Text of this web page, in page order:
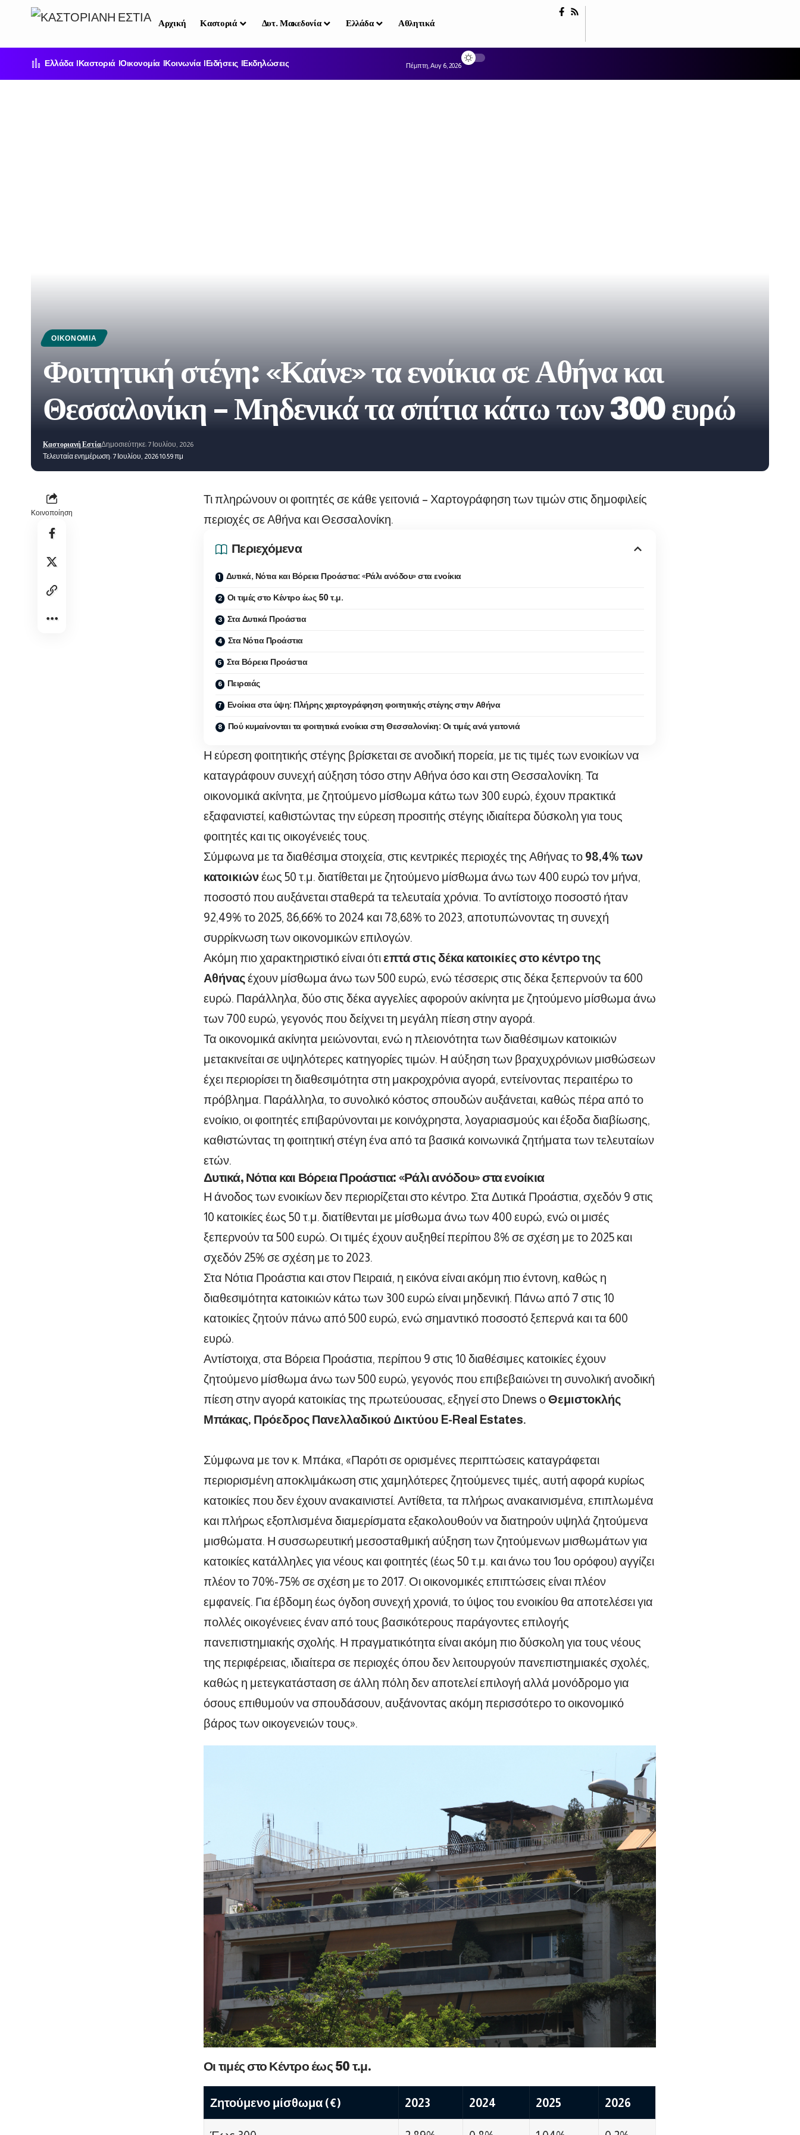
Αρχική Καστοριά Δυτ. Μακεδονία Ελλάδα Αθλητικά
Ελλάδα Καστοριά Οικονομία Κοινωνία Ειδήσεις Εκδηλώσεις Πέμπτη, Αυγ 6, 2026
ΟΙΚΟΝΟΜΊΑ
Φοιτητική στέγη: «Καίνε» τα ενοίκια σε Αθήνα και
Θεσσαλονίκη – Μηδενικά τα σπίτια κάτω των 300 ευρώ
Τελευταία ενημέρωση: 7 Ιουλίου, 2026 10:59 πμ
Καστοριανή ΕστίαΔημοσιεύτηκε: 7 Ιουλίου, 2026
Κοινοποίηση
Τι πληρώνουν οι φοιτητές σε κάθε γειτονιά – Χαρτογράφηση των τιμών στις δημοφιλείς
περιοχές σε Αθήνα και Θεσσαλονίκη.
Περιεχόμενα
Δυτικά, Νότια και Βόρεια Προάστια: «Ράλι ανόδου» στα ενοίκια
Οι τιμές στο Κέντρο έως 50 τ.μ.
Στα Δυτικά Προάστια
Στα Νότια Προάστια
Στα Βόρεια Προάστια
Πειραιάς
Ενοίκια στα ύψη: Πλήρης χαρτογράφηση φοιτητικής στέγης στην Αθήνα
Πού κυμαίνονται τα φοιτητικά ενοίκια στη Θεσσαλονίκη: Οι τιμές ανά γειτονιά
Η εύρεση φοιτητικής στέγης βρίσκεται σε ανοδική πορεία, με τις τιμές των ενοικίων να
καταγράφουν συνεχή αύξηση τόσο στην Αθήνα όσο και στη Θεσσαλονίκη. Τα
οικονομικά ακίνητα, με ζητούμενο μίσθωμα κάτω των 300 ευρώ, έχουν πρακτικά
εξαφανιστεί, καθιστώντας την εύρεση προσιτής στέγης ιδιαίτερα δύσκολη για τους
φοιτητές και τις οικογένειές τους.
Σύμφωνα με τα διαθέσιμα στοιχεία, στις κεντρικές περιοχές της Αθήνας το 98,4% των
κατοικιώνέως 50 τ.μ. διατίθεται με ζητούμενο μίσθωμα άνω των 400 ευρώ τον μήνα,
ποσοστό που αυξάνεται σταθερά τα τελευταία χρόνια. Το αντίστοιχο ποσοστό ήταν
92,49% το 2025, 86,66% το 2024 και 78,68% το 2023, αποτυπώνοντας τη συνεχή
συρρίκνωση των οικονομικών επιλογών.
Ακόμη πιο χαρακτηριστικό είναι ότιεπτά στις δέκα κατοικίες στο κέντρο της
Αθήναςέχουν μίσθωμα άνω των 500 ευρώ, ενώ τέσσερις στις δέκα ξεπερνούν τα 600
ευρώ. Παράλληλα, δύο στις δέκα αγγελίες αφορούν ακίνητα με ζητούμενο μίσθωμα άνω
των 700 ευρώ, γεγονός που δείχνει τη μεγάλη πίεση στην αγορά.
Τα οικονομικά ακίνητα μειώνονται, ενώ η πλειονότητα των διαθέσιμων κατοικιών
μετακινείται σε υψηλότερες κατηγορίες τιμών. Η αύξηση των βραχυχρόνιων μισθώσεων
έχει περιορίσει τη διαθεσιμότητα στη μακροχρόνια αγορά, εντείνοντας περαιτέρω το
πρόβλημα. Παράλληλα, το συνολικό κόστος σπουδών αυξάνεται, καθώς πέρα από το
ενοίκιο, οι φοιτητές επιβαρύνονται με κοινόχρηστα, λογαριασμούς και έξοδα διαβίωσης,
καθιστώντας τη φοιτητική στέγη ένα από τα βασικά κοινωνικά ζητήματα των τελευταίων
ετών.
Δυτικά, Νότια και Βόρεια Προάστια: «Ράλι ανόδου» στα ενοίκια
Η άνοδος των ενοικίων δεν περιορίζεται στο κέντρο. Στα Δυτικά Προάστια, σχεδόν 9 στις
10 κατοικίες έως 50 τ.μ. διατίθενται με μίσθωμα άνω των 400 ευρώ, ενώ οι μισές
ξεπερνούν τα 500 ευρώ. Οι τιμές έχουν αυξηθεί περίπου 8% σε σχέση με το 2025 και
σχεδόν 25% σε σχέση με το 2023.
Στα Νότια Προάστια και στον Πειραιά, η εικόνα είναι ακόμη πιο έντονη, καθώς η
διαθεσιμότητα κατοικιών κάτω των 300 ευρώ είναι μηδενική. Πάνω από 7 στις 10
κατοικίες ζητούν πάνω από 500 ευρώ, ενώ σημαντικό ποσοστό ξεπερνά και τα 600
ευρώ.
Αντίστοιχα, στα Βόρεια Προάστια, περίπου 9 στις 10 διαθέσιμες κατοικίες έχουν
ζητούμενο μίσθωμα άνω των 500 ευρώ, γεγονός που επιβεβαιώνει τη συνολική ανοδική
πίεση στην αγορά κατοικίας της πρωτεύουσας, εξηγεί στο Dnews o Θεμιστοκλής
Μπάκας, Πρόεδρος Πανελλαδικού Δικτύου E-Real Estates.
Σύμφωνα με τον κ. Μπάκα, «Παρότι σε ορισμένες περιπτώσεις καταγράφεται
περιορισμένη αποκλιμάκωση στις χαμηλότερες ζητούμενες τιμές, αυτή αφορά κυρίως
κατοικίες που δεν έχουν ανακαινιστεί. Αντίθετα, τα πλήρως ανακαινισμένα, επιπλωμένα
και πλήρως εξοπλισμένα διαμερίσματα εξακολουθούν να διατηρούν υψηλά ζητούμενα
μισθώματα. Η συσσωρευτική μεσοσταθμική αύξηση των ζητούμενων μισθωμάτων για
κατοικίες κατάλληλες για νέους και φοιτητές (έως 50 τ.μ. και άνω του 1ου ορόφου) αγγίζει
πλέον το 70%-75% σε σχέση με το 2017. Οι οικονομικές επιπτώσεις είναι πλέον
εμφανείς. Για έβδομη έως όγδοη συνεχή χρονιά, το ύψος του ενοικίου θα αποτελέσει για
πολλές οικογένειες έναν από τους βασικότερους παράγοντες επιλογής
πανεπιστημιακής σχολής. Η πραγματικότητα είναι ακόμη πιο δύσκολη για τους νέους
της περιφέρειας, ιδιαίτερα σε περιοχές όπου δεν λειτουργούν πανεπιστημιακές σχολές,
καθώς η μετεγκατάσταση σε άλλη πόλη δεν αποτελεί επιλογή αλλά μονόδρομο για
όσους επιθυμούν να σπουδάσουν, αυξάνοντας ακόμη περισσότερο το οικονομικό
βάρος των οικογενειών τους».
Οι τιμές στο Κέντρο έως 50 τ.μ.
Ζητούμενο μίσθωμα (€) 2023 2024 2025 2026